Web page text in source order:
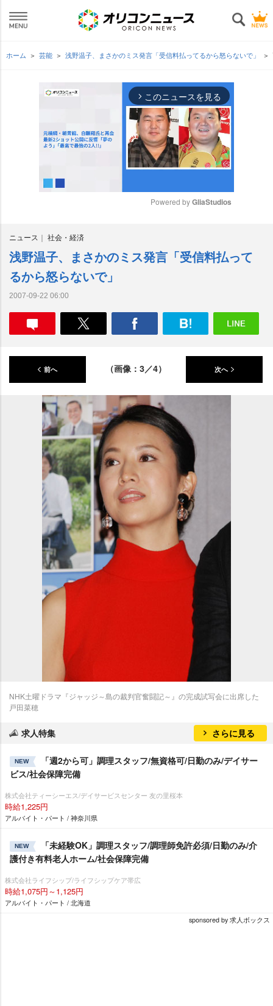
ホーム 芸能 浅野温子、まさかのミス発言「受信料払ってるから怒らないで」
arrow_forward_ios このニュースを見る
e
Powered by GliaStudios
ニュース 社会・経済
浅野温子、まさかのミス発言「受信料払って
るから怒らないで」
2007-09-22 06:00
前へ （画像：3／4） 次へ
NHK土曜ドラマ『ジャッジ～島の裁判官奮闘記～』の完成試写会に出席した
戸田菜穂
求人特集 さらに見る
NEW
「週2から可」調理スタッフ/無資格可/日勤のみ/デイサー
ビス/社会保障完備
株式会社ティーシーエス/デイサービスセンター 友の里桜本
時給1,225円
アルバイト・パート / 神奈川県
NEW
「未経験OK」調理スタッフ/調理師免許必須/日勤のみ/介
護付き有料老人ホーム/社会保障完備
株式会社ライフシップ/ライフシップケア帯広
時給1,075円～1,125円
アルバイト・パート / 北海道
sponsored by 求人ボックス